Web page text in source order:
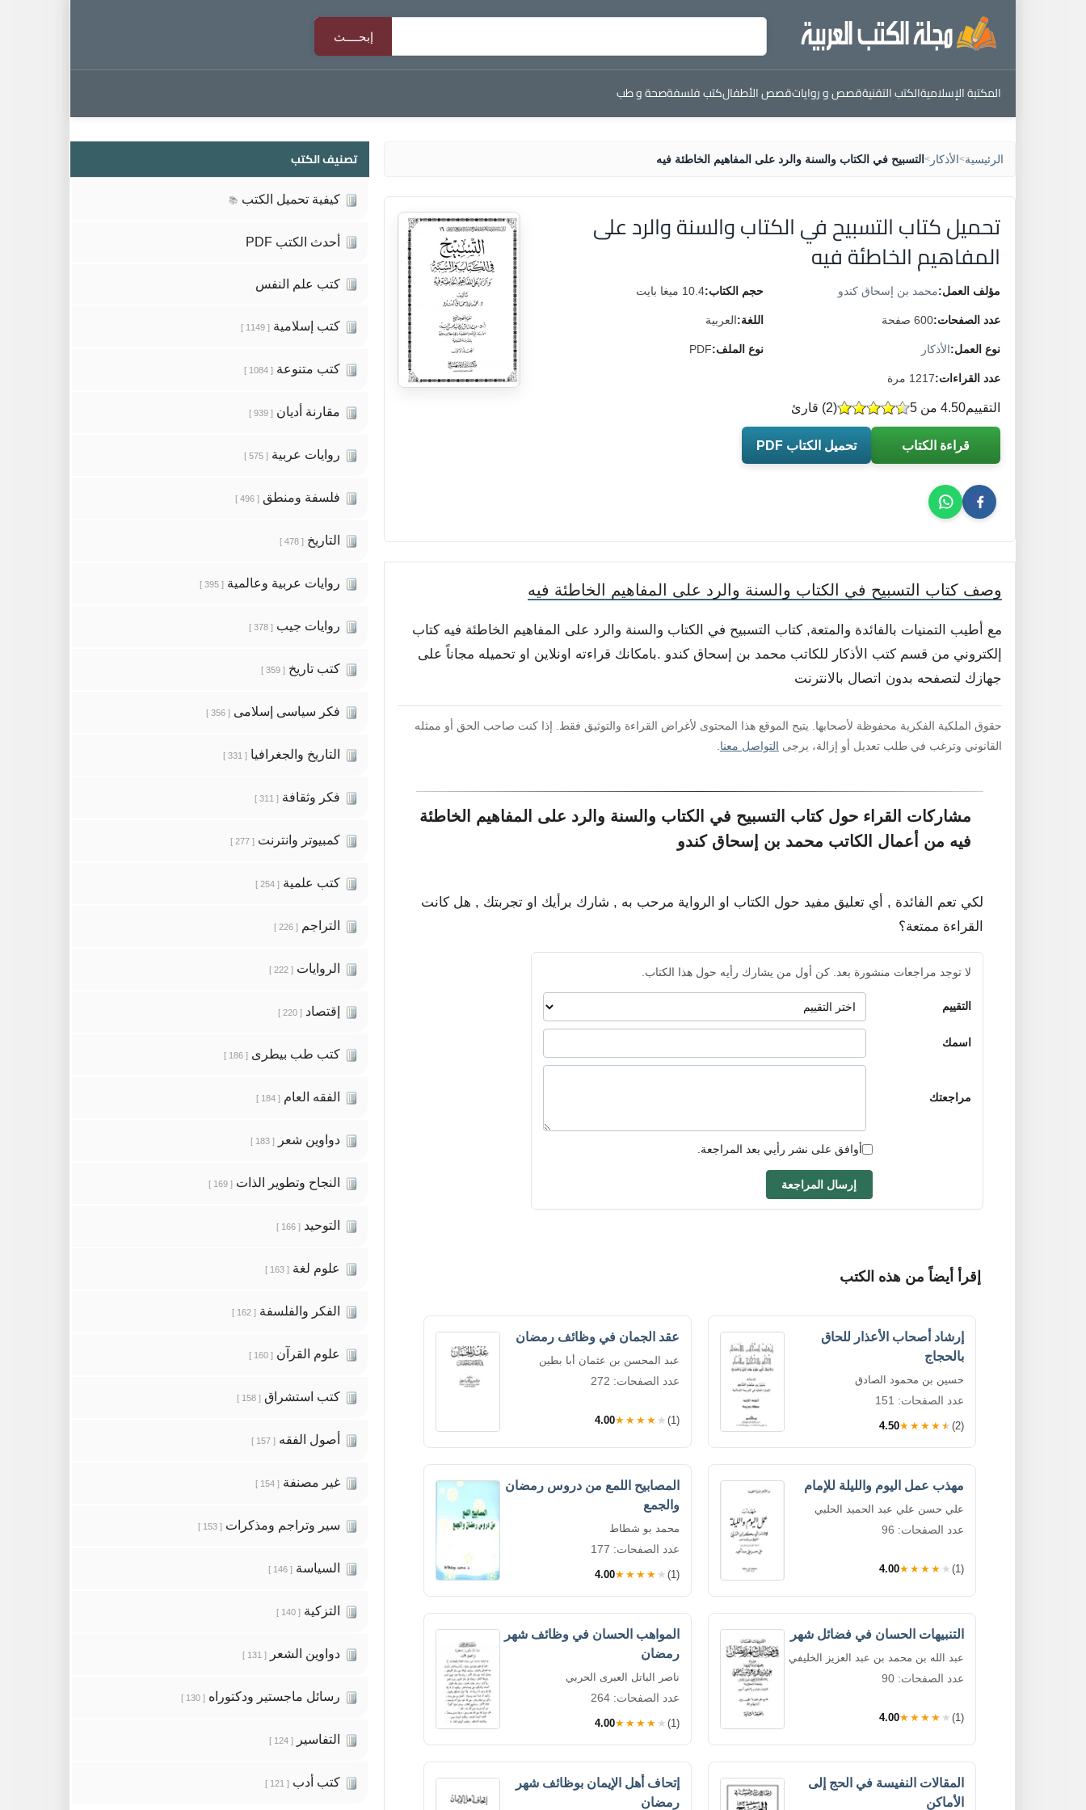
المكتبة الإسلاميةالكتب التقنيةقصص و رواياتقصص الأطفالكتب فلسفةصحة و طب
الرئيسية>الأذكار > التسبيح في الكتاب والسنة والرد على المفاهيم الخاطئة فيه
تحميل كتاب التسبيح في الكتاب والسنة والرد على
المفاهيم الخاطئة فيه
مؤلف العمل:محمد بن إسحاق كندو حجم الكتاب:10.4 ميغا بايت
عدد الصفحات:600 صفحة اللغة:العربية
نوع العمل:الأذكار نوع الملف:PDF
عدد القراءات:1217 مرة
التقييم (
2) قارئ 4.50 من 5
قراءة الكتاب تحميل الكتاب PDF
وصف كتاب التسبيح في الكتاب والسنة والرد على المفاهيم الخاطئة فيه
مع أطيب التمنيات بالفائدة والمتعة, كتاب التسبيح في الكتاب والسنة والرد على المفاهيم الخاطئة فيه كتاب
إلكتروني من قسم كتب الأذكار للكاتب محمد بن إسحاق كندو .بامكانك قراءته اونلاين او تحميله مجاناً على
جهازك لتصفحه بدون اتصال بالانترنت
حقوق الملكية الفكرية محفوظة لأصحابها. يتيح الموقع هذا المحتوى لأغراض القراءة والتوثيق فقط. إذا كنت صاحب الحق أو ممثله
القانوني وترغب في طلب تعديل أو إزالة، يرجى التواصل معنا
مشاركات القراء حول كتاب التسبيح في الكتاب والسنة والرد على المفاهيم الخاطئة
فيه من أعمال الكاتب محمد بن إسحاق كندو
لكي تعم الفائدة , أي تعليق مفيد حول الكتاب او الرواية مرحب به , شارك برأيك او تجربتك , هل كانت
القراءة ممتعة؟
لا توجد مراجعات منشورة بعد. كن أول من يشارك رأيه حول هذا الكتاب.
التقييم
اسمك
مراجعتك
أوافق على نشر رأيي بعد المراجعة.
إرسال المراجعة
إقرأ أيضاً من هذه الكتب
إرشاد أصحاب الأعذار للحاق
بالحجاج
حسين بن محمود الصادق
عدد الصفحات: 151
4.50★★★★★ (2)
عقد الجمان في وظائف رمضان
عبد المحسن بن عثمان أبا بطين
عدد الصفحات: 272
4.00★★★★★ (1)
مهذب عمل اليوم والليلة للإمام
علي حسن علي عبد الحميد الحلبي
عدد الصفحات: 96
4.00★★★★★ (1)
المصابيح اللمع من دروس رمضان
والجمع
محمد بو شطاط
عدد الصفحات: 177
4.00★★★★★ (1)
التنبيهات الحسان في فضائل شهر
عبد الله بن محمد بن عبد العزيز الخليفي
عدد الصفحات: 90
4.00★★★★★ (1)
المواهب الحسان في وظائف شهر
رمضان
ناصر الباتل العبرى الحربي
عدد الصفحات: 264
4.00★★★★★ (1)
المقالات النفيسة في الحج إلى
الأماكن
إتحاف أهل الإيمان بوظائف شهر
رمضان
تصنيف الكتب
كيفية تحميل الكتب 📚
أحدث الكتب PDF
كتب علم النفس
كتب إسلامية [ 1149 ]
كتب متنوعة [ 1084 ]
مقارنة أديان [ 939 ]
روايات عربية [ 575 ]
فلسفة ومنطق [ 496 ]
التاريخ [ 478 ]
روايات عربية وعالمية [ 395 ]
روايات جيب [ 378 ]
كتب تاريخ [ 359 ]
فكر سياسى إسلامى [ 356 ]
التاريخ والجغرافيا [ 331 ]
فكر وثقافة [ 311 ]
كمبيوتر وانترنت [ 277 ]
كتب علمية [ 254 ]
التراجم [ 226 ]
الروايات [ 222 ]
إقتصاد [ 220 ]
كتب طب بيطرى [ 186 ]
الفقه العام [ 184 ]
دواوين شعر [ 183 ]
النجاح وتطوير الذات [ 169 ]
التوحيد [ 166 ]
علوم لغة [ 163 ]
الفكر والفلسفة [ 162 ]
علوم القرآن [ 160 ]
كتب استشراق [ 158 ]
أصول الفقه [ 157 ]
غير مصنفة [ 154 ]
سير وتراجم ومذكرات [ 153 ]
السياسة [ 146 ]
التزكية [ 140 ]
دواوين الشعر [ 131 ]
رسائل ماجستير ودكتوراه [ 130 ]
التفاسير [ 124 ]
كتب أدب [ 121 ]